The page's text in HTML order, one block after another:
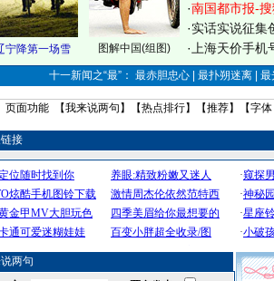
宁降第一场雪 图解中国(组图)
·南国都市报-
·实话实说征集
· 上海天价手
十一新闻之“最”： 最赤胆忠心 | 最扑朔迷离 |
页面功能 【我来说两句 】【热点排行】【推荐】【字体
接
两句